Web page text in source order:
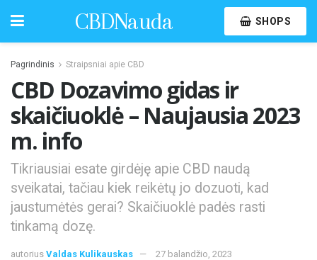
CBDNauda SHOPS
Pagrindinis Straipsniai apie CBD
CBD Dozavimo gidas ir
skaičiuoklė – Naujausia 2023
m. info
Tikriausiai esate girdėję apie CBD naudą
sveikatai, tačiau kiek reikėtų jo dozuoti, kad
jaustumėtės gerai? Skaičiuoklė padės rasti
tinkamą dozę.
autorius Valdas Kulikauskas
27 balandžio, 2023